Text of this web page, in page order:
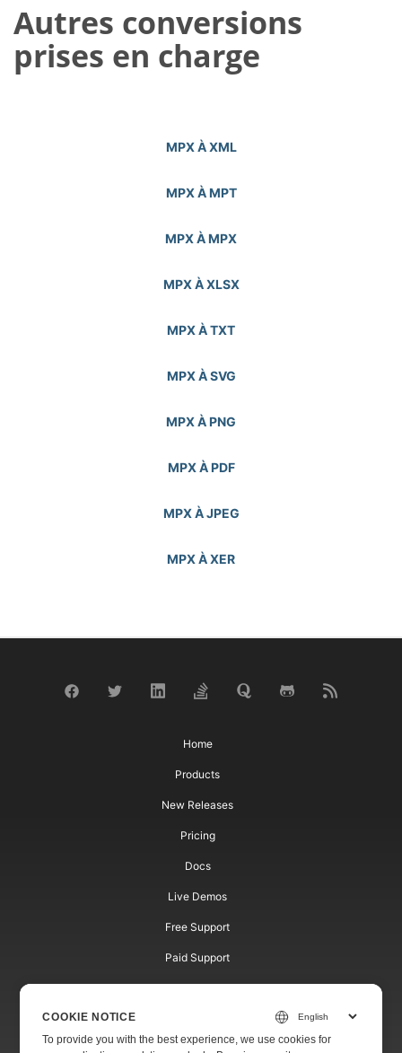
Autres conversions
prises en charge
MPX À XML
MPX À MPT
MPX À MPX
MPX À XLSX
MPX À TXT
MPX À SVG
MPX À PNG
MPX À PDF
MPX À JPEG
MPX À XER
Home
Products
New Releases
Pricing
Docs
Live Demos
Free Support
Paid Support
Paid Consulting
Websites
COOKIE NOTICE
To provide you with the best experience, we use cookies for